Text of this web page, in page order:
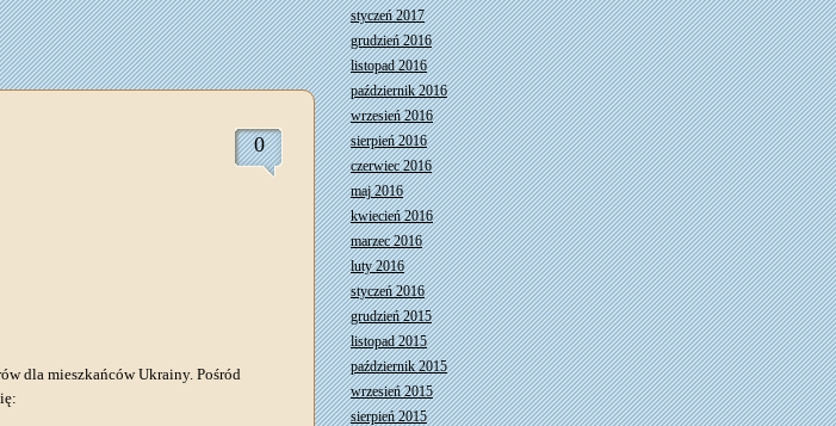
0
dla mieszkańców Ukrainy. Pośród
styczeń 2017
grudzień 2016
listopad 2016
październik 2016
wrzesień 2016
sierpień 2016
czerwiec 2016
maj 2016
kwiecień 2016
marzec 2016
luty 2016
styczeń 2016
grudzień 2015
listopad 2015
październik 2015
wrzesień 2015
sierpień 2015